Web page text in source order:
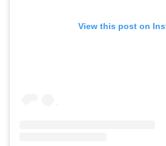
View this post on